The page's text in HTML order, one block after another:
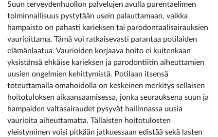
Suun terveydenhuollon palvelujen avulla purentaelimen
toiminnallisuus pystytään usein palauttamaan, vaikka
hampaisto on pahasti karieksen tai parodontaalisairauksien
vaurioittama. Tämä voi ratkaisevasti parantaa potilaiden
elämänlaatua. Vaurioiden korjaava hoito ei kuitenkaan
yksistänsä ehkäise karieksen ja parodontiitin aiheuttamien
uusien ongelmien kehittymistä. Potilaan itsensä
toteuttamalla omahoidolla on keskeinen merkitys sellaisen
hoitotuloksen aikaansaamisessa, jonka seurauksena suun ja
hampaiden valtasairaudet pysyvät hallinnassa uusia
vaurioita aiheuttamatta. Tällaisten hoitotulosten
yleistyminen voisi pitkään jatkuessaan edistää sekä lasten